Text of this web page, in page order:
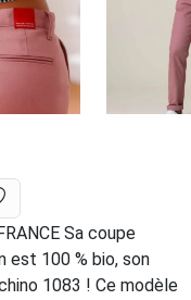
Sa coupe
est 100 % bio, son
1083 ! Ce modèle